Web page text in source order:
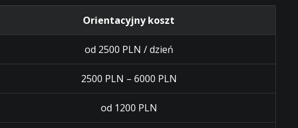
Orientacyjny koszt
od 2500 PLN / dzień
2500 PLN – 6000 PLN
od 1200 PLN